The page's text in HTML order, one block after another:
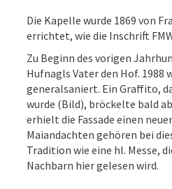
Die Kapelle wurde 1869 von
errichtet, wie die Inschrift
Zu Beginn des vorigen
Hufnagls Vater den Hof. 1988
generalsaniert. Ein Graffito,
wurde (Bild), bröckelte bald
erhielt die Fassade einen
Maiandachten gehören bei
Tradition wie eine hl. Messe,
Nachbarn hier gelesen wird.